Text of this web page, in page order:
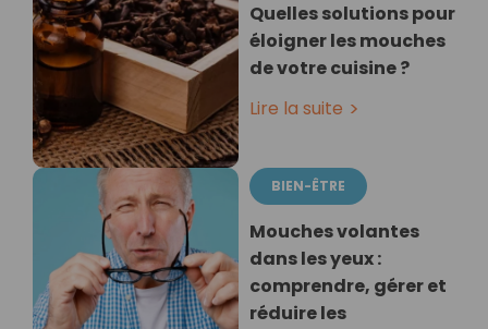
Quelles solutions pour
éloigner les mouches
de votre cuisine ?
Lire la suite
BIEN-ÊTRE
Mouches volantes
dans les yeux :
comprendre, gérer et
réduire les